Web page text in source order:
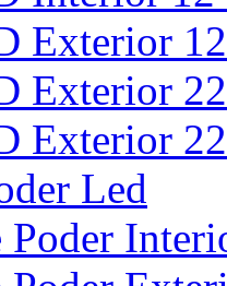
Exterior
Exterior
Exterior
Led
Poder